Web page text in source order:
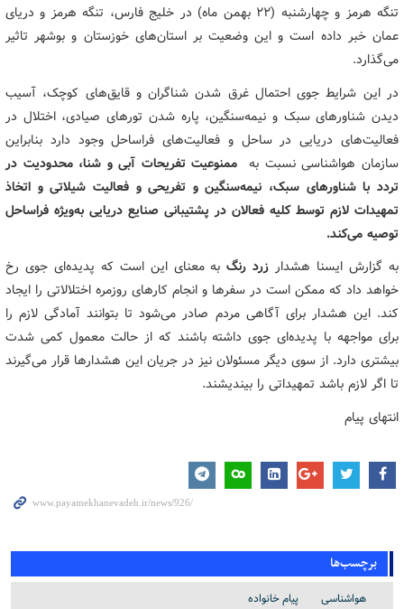
تنگه هرمز و چهارشنبه (۲۲ بهمن ماه) در خلیج فارس، تنگه هرمز و دریای
عمان خبر داده است و این وضعیت بر استان‌های خوزستان و بوشهر تاثیر
می‌گذارد.
در این شرایط جوی احتمال غرق شدن شناگران و قایق‌های کوچک، آسیب
دیدن شناورهای سبک و نیمه‌سنگین، پاره شدن تورهای صیادی، اختلال در
فعالیت‌های دریایی در ساحل و فعالیت‌های فراساحل وجود دارد بنابراین
سازمان هواشناسی نسبت به ممنوعیت تفریحات آبی و شنا، محدودیت در
تردد با شناورهای سبک، نیمه‌سنگین و تفریحی و فعالیت شیلاتی و اتخاذ
تمهیدات لازم توسط کلیه فعالان در پشتیبانی صنایع دریایی به‌ویژه فراساحل
توصیه می‌کند.
به گزارش ایسنا هشدار زرد رنگبه معنای این است که پدیده‌ای جوی رخ
خواهد داد که ممکن است در سفرها و انجام کارهای روزمره اختلالاتی را ایجاد
کند. این هشدار برای آگاهی مردم صادر می‌شود تا بتوانند آمادگی لازم را
برای مواجهه با پدیده‌ای جوی داشته باشند که از حالت معمول کمی شدت
بیشتری دارد. از سوی دیگر مسئولان نیز در جریان این هشدارها قرار می‌گیرند
تا اگر لازم باشد تمهیداتی را بیندیشند.
انتهای پیام
برچسب‌ها
هواشناسی پیام خانواده